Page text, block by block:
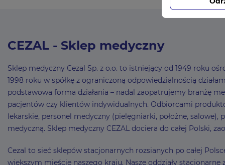
CEZAL - Sklep medyczny
Sklep medyczny Cezal Sp. z o.o. to istniejący od 1949 roku
1998 roku w spółkę z ograniczoną odpowiedzialnością
podstawowa forma działania – nadal zaopatrujemy branżę
pacjentów czy klientów indywidualnych. Odbiorcami
lekarskie, personel medyczny (pielęgniarki, położne,
medyczną. Sklep medyczny CEZAL dociera do całej Polski,
Cezal to sieć sklepów stacjonarnych rozsianych po całej
większym mieście naszego kraju. Nasze oddziały